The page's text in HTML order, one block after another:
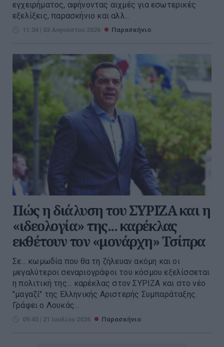
εγχειρήματος, αφήνοντας αιχμές για εσωτερικές
εξελίξεις, παρασκήνιο και αλλ...
11:34 | 03 Αυγούστου 2026 Παρασκήνιο
Πώς η διάλυση του ΣΥΡΙΖΑ και η
«ιδεολογία» της... καρέκλας
εκθέτουν τον «μονάρχη» Τσίπρα
Σε... κωμωδία που θα τη ζήλευαν ακόμη και οι
μεγαλύτεροι σεναριογράφοι του κόσμου εξελίσσεται
η πολιτική της... καρέκλας στον ΣΥΡΙΖΑ και στο νέο
"μαγαζί" της Ελληνικής Αριστερής Συμπαράταξης.
Γράφει ο Λουκάς...
09:45 | 21 Ιουλίου 2026 Παρασκήνιο